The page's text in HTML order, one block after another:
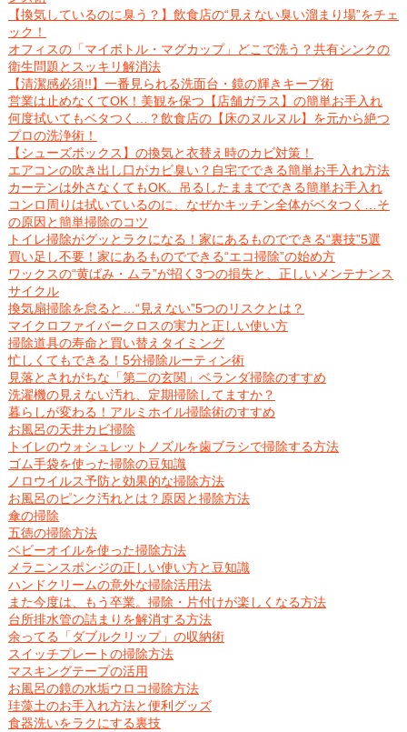
【換気しているのに臭う？】飲食店の“見えない臭い溜まり場”をチェ
ック！
オフィスの「マイボトル・マグカップ」どこで洗う？共有シンクの
衛生問題とスッキリ解消法
【清潔感必須!!】一番見られる洗面台・鏡の輝きキープ術
営業は止めなくてOK！美観を保つ【店舗ガラス】の簡単お手入れ
何度拭いてもベタつく…？飲食店の【床のヌルヌル】を元から絶つ
プロの洗浄術！
【シューズボックス】の換気と衣替え時のカビ対策！
エアコンの吹き出し口がカビ臭い？自宅でできる簡単お手入れ方法
カーテンは外さなくてもOK。吊るしたままでできる簡単お手入れ
コンロ周りは拭いているのに、なぜかキッチン全体がベタつく…そ
の原因と簡単掃除のコツ
トイレ掃除がグッとラクになる！家にあるものでできる“裏技”5選
買い足し不要！家にあるものでできる“エコ掃除”の始め方
ワックスの“黄ばみ・ムラ”が招く3つの損失と、正しいメンテナンス
サイクル
換気扇掃除を怠ると…“見えない”5つのリスクとは？
マイクロファイバークロスの実力と正しい使い方
掃除道具の寿命と買い替えタイミング
忙しくてもできる！5分掃除ルーティン術
見落とされがちな「第二の玄関」ベランダ掃除のすすめ
洗濯機の見えない汚れ、定期掃除してますか？
暮らしが変わる！アルミホイル掃除術のすすめ
お風呂の天井カビ掃除
トイレのウォシュレットノズルを歯ブラシで掃除する方法
ゴム手袋を使った掃除の豆知識
ノロウイルス予防と効果的な掃除方法
お風呂のピンク汚れとは？原因と掃除方法
傘の掃除
五徳の掃除方法
ベビーオイルを使った掃除方法
メラニンスポンジの正しい使い方と豆知識
ハンドクリームの意外な掃除活用法
また今度は、もう卒業。掃除・片付けが楽しくなる方法
台所排水管の詰まりを解消する方法
余ってる「ダブルクリップ」の収納術
スイッチプレートの掃除方法
マスキングテープの活用
お風呂の鏡の水垢ウロコ掃除方法
珪藻土のお手入れ方法と便利グッズ
食器洗いをラクにする裏技